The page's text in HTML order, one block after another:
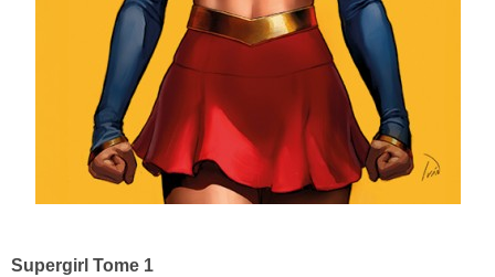
Supergirl Tome 1